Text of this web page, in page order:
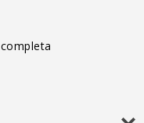
completa